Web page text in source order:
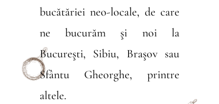
bucătăriei neo-locale, de care
ne bucurăm şi noi la
Bucureşti, Sibiu, Braşov sau
Sfântu Gheorghe, printre
altele.